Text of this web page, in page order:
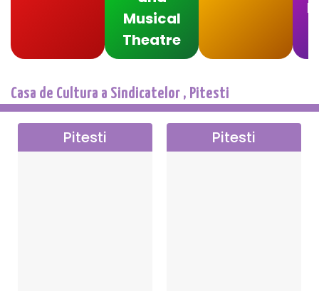
Musical
Theatre
Casa de Cultura a Sindicatelor , Pitesti
Pitesti Pitesti